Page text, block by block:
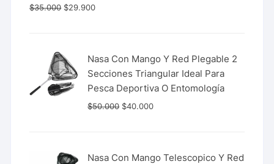
Valorado
con
$35.000 $29.900
Nasa Con Mango Y Red Plegable 2
Secciones Triangular Ideal Para
Pesca Deportiva O Entomología
$50.000 $40.000
Nasa Con Mango Telescopico Y Red